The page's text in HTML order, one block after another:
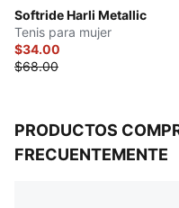
Forro: Textil
Amortiguación: Media
Drop de talón a punta:
Softride Harli Metallic
Tenis para mujer
$34.00
$68.00
PRODUCTOS
FRECUENTEMENTE